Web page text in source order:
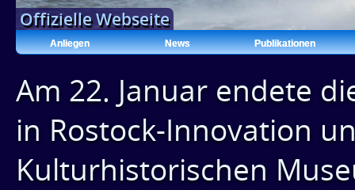
Offizielle Webseite
Anliegen News Publikationen
Am 22. Januar endete
in Rostock-Innovation
Kulturhistorischen